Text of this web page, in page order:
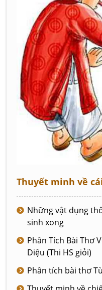
Thuyết minh về
Những vật dụng
sinh xong
Phân Tích Bài Thơ
Diệu (Thi HS giỏi)
Phân tích bài thơ